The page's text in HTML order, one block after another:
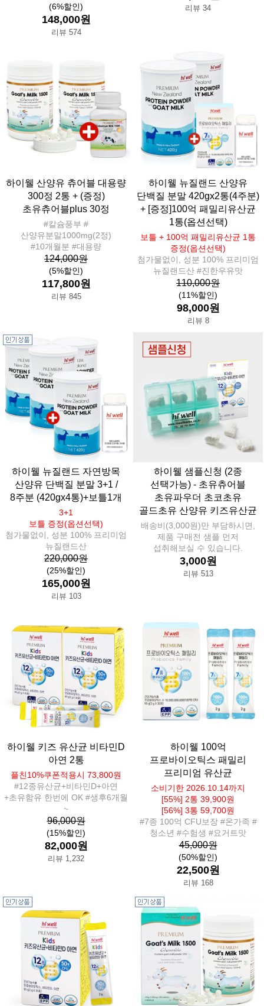
(6%할인)
148,000원
리뷰 574
리뷰 34
하이웰 산양유 츄어블 대용량
300정 2통 + (증정)
초유츄어블plus 30정
#칼슘풍부 #
산양유분말1000mg(2정)
#10개월분 #대용량
124,000원
(5%할인)
117,800원
리뷰 845
하이웰 뉴질랜드 산양유
단백질 분말 420gx2통(4주분)
+ [증정]100억 패밀리유산균
1통(옵션선택)
보틀 + 100억 패밀리유산균 1통
증정(옵션선택)
첨가물없이, 성분 100% 프리미엄
뉴질랜드산 #진한우유맛
110,000원
(11%할인)
98,000원
리뷰 8
하이웰 뉴질랜드 자연방목
산양유 단백질 분말 3+1 /
8주분 (420gx4통)+보틀1개
3+1
보틀 증정(옵션선택)
첨가물없이, 성분 100% 프리미엄
뉴질랜드산
220,000원
(25%할인)
165,000원
리뷰 103
하이웰 샘플신청 (2종
선택가능) - 초유츄어블
초유파우더 초코초유
골드초유 산양유 키즈유산균
배송비(3,000원)만 부담하시면,
제품 구매전 샘플 먼저
섭취해보실 수 있습니다.
3,000원
리뷰 513
하이웰 키즈 유산균 비타민D
아연 2통
플친10%쿠폰적용시 73,800원
#12종유산균+비타민D+아연
+초유함유 한번에 OK #생후6개월
~
96,000원
(15%할인)
82,000원
리뷰 1,232
하이웰 100억
프로바이오틱스 패밀리
프리미엄 유산균
소비기한 2026.10.14까지
[55%] 2통 39,900원
[56%] 3통 59,700원
#7종 100억 CFU보장 #온가족 #
청소년 #수험생 #요거트맛
45,000원
(50%할인)
22,500원
리뷰 168